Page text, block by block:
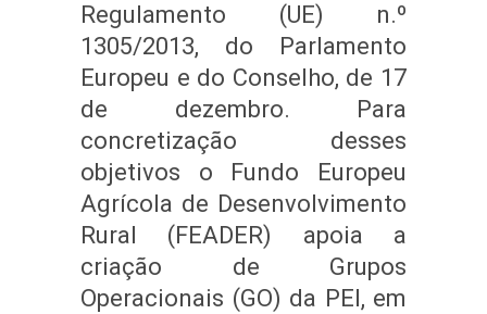
Regulamento (UE) n.º
1305/2013, do Parlamento
Europeu e do Conselho, de 17
de dezembro. Para
concretização desses
objetivos o Fundo Europeu
Agrícola de Desenvolvimento
Rural (FEADER) apoia a
criação de Grupos
Operacionais (GO) da PEI, em